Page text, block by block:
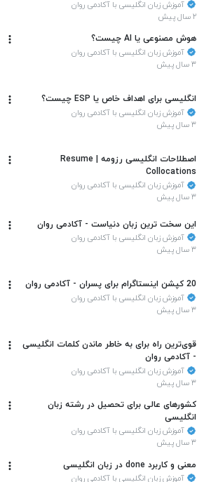
آموزش زبان انگلیسی با آکادمی روان
۲ سال پیش
هوش مصنوعی یا AI چیست؟
آموزش زبان انگلیسی با آکادمی روان
۳ سال پیش
انگلیسی برای اهداف خاص یا ESP چیست؟
آموزش زبان انگلیسی با آکادمی روان
۳ سال پیش
اصطلاحات انگلیسی رزومه | Resume
Collocations
آموزش زبان انگلیسی با آکادمی روان
۳ سال پیش
این سخت ترین زبان دنیاست - آکادمی روان
آموزش زبان انگلیسی با آکادمی روان
۳ سال پیش
20 کپشن اینستاگرام برای پسران - آکادمی روان
آموزش زبان انگلیسی با آکادمی روان
۳ سال پیش
قوی‌ترین راه برای به خاطر ماندن کلمات انگلیسی
- آکادمی روان
آموزش زبان انگلیسی با آکادمی روان
۳ سال پیش
کشورهای عالی برای تحصیل در رشته زبان
انگلیسی
آموزش زبان انگلیسی با آکادمی روان
۳ سال پیش
معنی و کاربرد done در زبان انگلیسی
آموزش زبان انگلیسی با آکادمی روان